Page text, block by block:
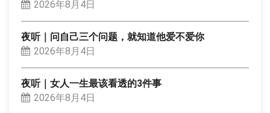
2026年8月4日
夜听｜问自己三个问题，就知道他爱不爱你
2026年8月4日
夜听｜女人一生最该看透的3件事
2026年8月4日